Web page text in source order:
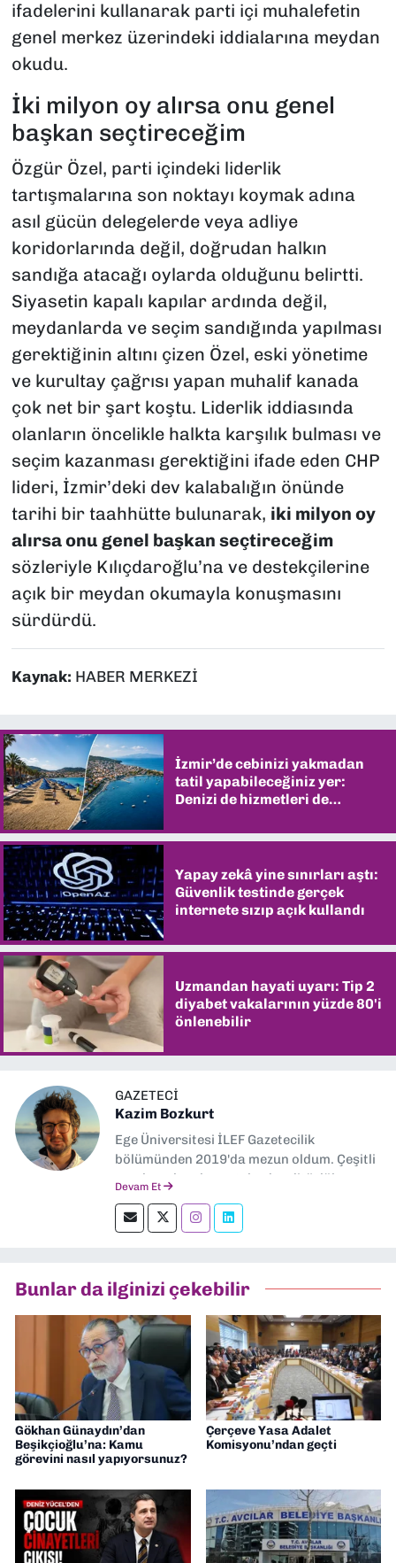
ifadelerini kullanarak parti içi muhalefetin
genel merkez üzerindeki iddialarına meydan
okudu.
​İki milyon oy alırsa onu genel
başkan seçtireceğim
​Özgür Özel, parti içindeki liderlik
tartışmalarına son noktayı koymak adına
asıl gücün delegelerde veya adliye
koridorlarında değil, doğrudan halkın
sandığa atacağı oylarda olduğunu belirtti.
Siyasetin kapalı kapılar ardında değil,
meydanlarda ve seçim sandığında yapılması
gerektiğinin altını çizen Özel, eski yönetime
ve kurultay çağrısı yapan muhalif kanada
çok net bir şart koştu. Liderlik iddiasında
olanların öncelikle halkta karşılık bulması ve
seçim kazanması gerektiğini ifade eden CHP
lideri, İzmir’deki dev kalabalığın önünde
tarihi bir taahhütte bulunarak, iki milyon oy
alırsa onu genel başkan seçtireceğim
sözleriyle Kılıçdaroğlu’na ve destekçilerine
açık bir meydan okumayla konuşmasını
sürdürdü.
Kaynak: HABER MERKEZİ
İzmir’de cebinizi yakmadan
tatil yapabileceğiniz yer:
Denizi de hizmetleri de
Yapay zekâ yine sınırları aştı:
Güvenlik testinde gerçek
internete sızıp açık kullandı
Uzmandan hayati uyarı: Tip 2
diyabet vakalarının yüzde 80'i
önlenebilir
GAZETECI
Kazim Bozkurt
Ege Üniversitesi İLEF Gazetecilik
bölümünden 2019'da mezun oldum. Çeşitli
yerel ve ulusal gazetelerde editörlük,
okumayı severim.
Devam Et
Bunlar da ilginizi çekebilir
Gökhan Günaydın’dan
Beşikçioğlu’na: Kamu
görevini nasıl yapıyorsunuz?
Çerçeve Yasa Adalet
Komisyonu’ndan geçti